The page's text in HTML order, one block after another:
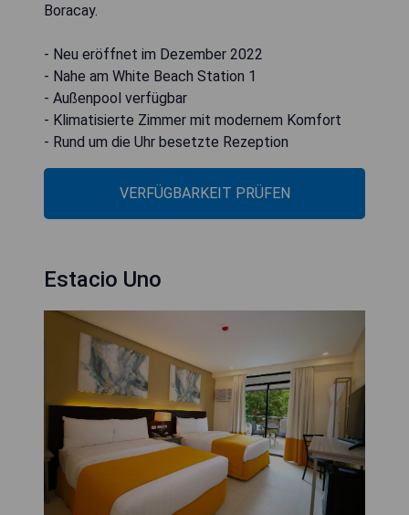
Boracay.
- Neu eröffnet im Dezember 2022
- Nahe am White Beach Station 1
- Außenpool verfügbar
- Klimatisierte Zimmer mit modernem Komfort
- Rund um die Uhr besetzte Rezeption
VERFÜGBARKEIT PRÜFEN
Estacio Uno